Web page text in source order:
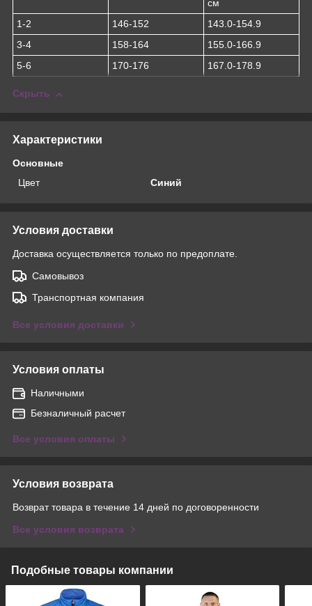
см
1-2
146-152
143.0-154.9
3-4
158-164
155.0-166.9
5-6
170-176 167.0-178.9
Скрыть
Характеристики
Основные
Цвет
Синий
Условия доставки
Доставка осуществляется только по предоплате.
Самовывоз
Транспортная компания
Все условия доставки
Условия оплаты
Наличными
Безналичный расчет
Все условия оплаты
Условия возврата
Возврат товара в течение 14 дней по договоренности
Все условия возврата
Подобные товары компании